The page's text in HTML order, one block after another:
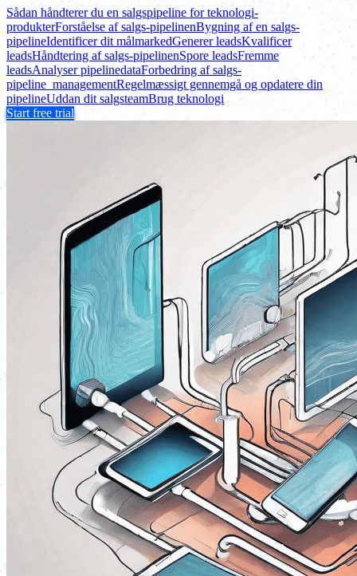
Sådan håndterer du en salgspipeline for teknologi-
produkterForståelse af salgs-pipelinenBygning af en salgs-
pipelineIdentificer dit målmarkedGenerer leadsKvalificer
leadsHåndtering af salgs-pipelinenSpore leadsFremme
leadsAnalyser pipelinedataForbedring af salgs-
pipeline_managementRegelmæssigt gennemgå og opdatere din
pipelineUddan dit salgsteamBrug teknologi
Start free trial